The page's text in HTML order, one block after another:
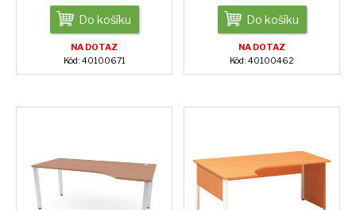
Do košíku
NA DOTAZ
Kód: 40100671
Do košíku
NA DOTAZ
Kód: 40100462